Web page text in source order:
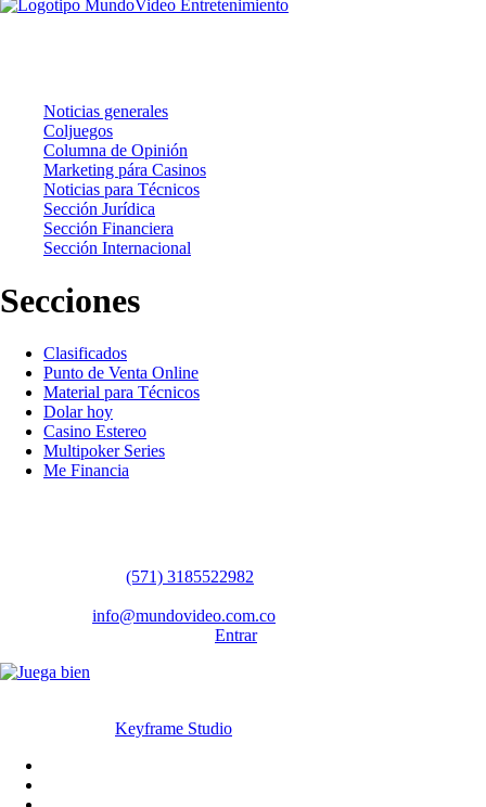
Noticias generales
Coljuegos
Columna de Opinión
Marketing pára Casinos
Noticias para Técnicos
Sección Jurídica
Sección Financiera
Sección Internacional
Secciones
Clasificados
Punto de Venta Online
Material para Técnicos
Dolar hoy
Casino Estereo
Multipoker Series
Me Financia
(57​​1) 3185522982
info@mundovideo.com.co
Entrar
Keyframe Studio